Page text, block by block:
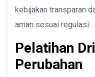
kebijakan transparan
aman sesuai regulasi.
Pelatihan
Perubahan